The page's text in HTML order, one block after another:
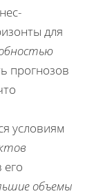
для
прогнозов
условиям
объемы